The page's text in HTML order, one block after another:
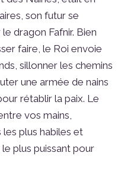
son futur se
dragon Fafnir. Bien
faire, le Roi envoie
sillonner les chemins
une armée de nains
rétablir la paix. Le
vos mains,
plus habiles et
plus puissant pour